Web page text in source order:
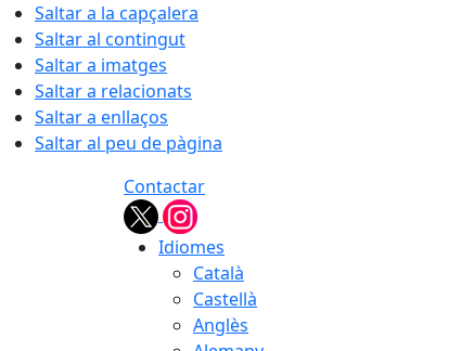
Saltar a la capçalera
Saltar al contingut
Saltar a imatges
Saltar a relacionats
Saltar a enllaços
Saltar al peu de pàgina
Contactar
Idiomes
Català
Castellà
Anglès